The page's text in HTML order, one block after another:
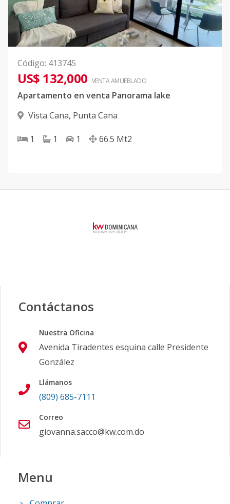
Código: 413745
US$ 132,000 VENTA AMUEBLADO
Apartamento en venta Panorama lake
Vista Cana, Punta Cana
1 1 1 66.5 Mt2
Contáctanos
Nuestra Oficina
Avenida Tiradentes esquina calle Presidente
González
Llámanos
(809) 685-7111
Correo
giovanna.sacco@kw.com.do
Menu